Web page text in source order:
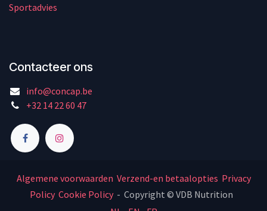
Sportadvies
Contacteer ons
info@concap.be
+32 14 22 60 47
Algemene voorwaarden Verzend-en betaalopties Privacy
Policy Cookie Policy- Copyright © VDB Nutrition